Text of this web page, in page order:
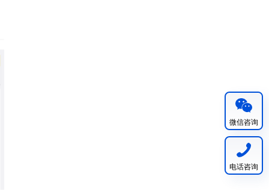
微信咨询
电话咨询